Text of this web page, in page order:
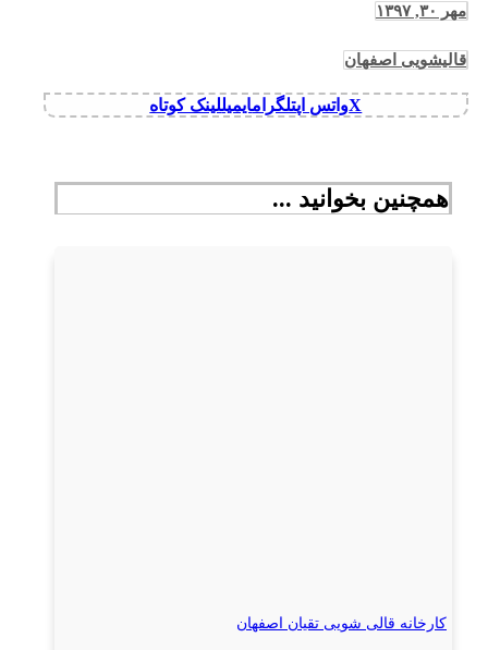
مهر ۳۰, ۱۳۹۷
قالیشویی اصفهان
Xواتس اپتلگرامایمیللینک کوتاه
همچنین بخوانید ...
کارخانه قالی شویی تقیان اصفهان